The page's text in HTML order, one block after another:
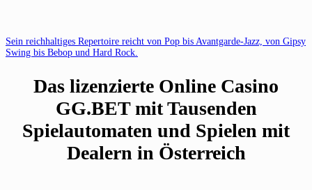
Sein reichhaltiges Repertoire reicht von Pop bis Avantgarde-Jazz, von Gipsy
Swing bis Bebop und Hard Rock.
Das lizenzierte Online Casino
GG.BET mit Tausenden
Spielautomaten und Spielen mit
Dealern in Österreich